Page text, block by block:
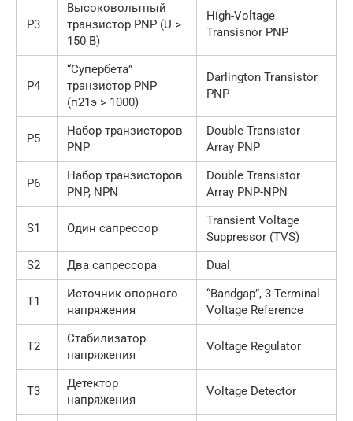
P3
Высоковольтный
транзистор PNP (U >
150 В)
High-Voltage
Transisnor PNP
P4
“Супербета”
транзистор PNP
(п21э > 1000)
Darlington Transistor
PNP
P5
Набор транзисторов
PNP
Double Transistor
Array PNP
P6
Набор транзисторов
PNP, NPN
Double Transistor
Array PNP-NPN
S1 Один сапрессор
Transient Voltage
Suppressor (TVS)
S2
Два сапрессора Dual
T1
Источник опорного
напряжения
“Bandgap”, 3-Terminal
Voltage Reference
T2
Стабилизатор
напряжения
Voltage Regulator
T3
Детектор
напряжения
Voltage Detector